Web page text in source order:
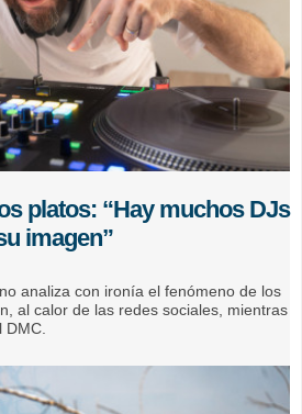
platos: “Hay muchos DJs
imagen”
analiza con ironía el fenómeno de los
al calor de las redes sociales, mientras